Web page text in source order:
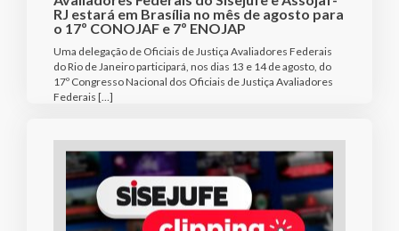
RJ estará em Brasília no mês de agosto para
o 17º CONOJAF e 7º ENOJAP
Uma delegação de Oficiais de Justiça Avaliadores Federais
do Rio de Janeiro participará, nos dias 13 e 14 de agosto, do
17º Congresso Nacional dos Oficiais de Justiça Avaliadores
Federais […]